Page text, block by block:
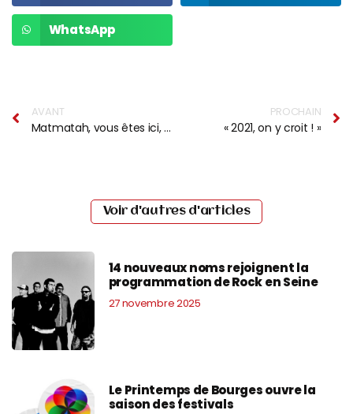
WhatsApp
AVANT
Matmatah, vous êtes ici, et maintenant ?
PROCHAIN
« 2021, on y croit ! »
Voir d'autres d'articles
14 nouveaux noms rejoignent la
programmation de Rock en Seine
27 novembre 2025
Le Printemps de Bourges ouvre la
saison des festivals